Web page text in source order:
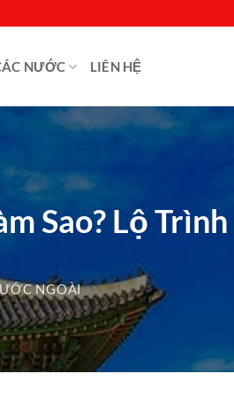
NƯỚC LIÊN HỆ
Sao? Lộ
NGOÀI